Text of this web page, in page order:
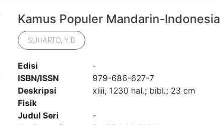
Kamus Populer Mandarin-Indonesia
SUHARTO, Y.B
Edisi
-
ISBN/ISSN
979-686-627-7
Deskripsi
Fisik
xliii, 1230 hal.; bibl.; 23 cm
Judul Seri
-